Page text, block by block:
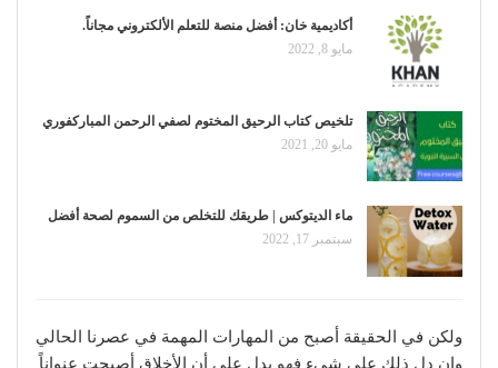
أكاديمية خان: أفضل منصة للتعلم الألكتروني مجاناً.
مايو 8, 2022
تلخيص كتاب الرحيق المختوم لصفي الرحمن المباركفوري
مايو 20, 2021
ماء الديتوكس | طريقك للتخلص من السموم لصحة أفضل
سبتمبر 17, 2022
ولكن في الحقيقة أصبح من المهارات المهمة في عصرنا الحالي
وإن دل ذلك على شيء فهو يدل على أن الأخلاق أصبحت عنواناً